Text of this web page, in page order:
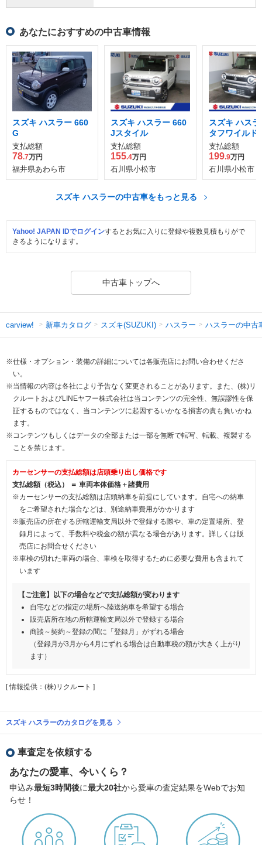
あなたにおすすめの中古車情報
スズキ ハスラー 660
G
支払総額
78.7万円
福井県あわら市
スズキ ハスラー 660
Jスタイル
支払総額
155.4万円
石川県小松市
スズキ ハス
タフワイルド
支払総額
199.9万円
石川県小松市
スズキ ハスラーの中古車をもっと見る
Yahoo! JAPAN IDでログインするとお気に入りに登録や複数見積もりがで
きるようになります。
中古車トップへ
carview! 新車カタログ スズキ(SUZUKI) ハスラー ハスラーの中古
※仕様・オプション・装備の詳細については各販売店にお問い合わせくださ
い。
※当情報の内容は各社により予告なく変更されることがあります。また、(株)リ
クルートおよびLINEヤフー株式会社は当コンテンツの完全性、無誤謬性を保
証するものではなく、当コンテンツに起因するいかなる損害の責も負いかね
ます。
※コンテンツもしくはデータの全部または一部を無断で転写、転載、複製する
ことを禁じます。
カーセンサーの支払総額は店頭乗り出し価格です
支払総額（税込） ＝ 車両本体価格＋諸費用
※カーセンサーの支払総額は店頭納車を前提にしています。自宅への納車
をご希望された場合などは、別途納車費用がかかります
※販売店の所在する所轄運輸支局以外で登録する際や、車の定置場所、登
録月によって、手数料や税金の額が異なる場合があります。詳しくは販
売店にお問合せください
※車検の切れた車両の場合、車検を取得するために必要な費用も含まれて
います
【ご注意】以下の場合などで支払総額が変わります
自宅などの指定の場所へ陸送納車を希望する場合
販売店所在地の所轄運輸支局以外で登録する場合
商談～契約～登録の間に「登録月」がずれる場合
（登録月が3月から4月にずれる場合は自動車税の額が大きく上がり
ます）
[ 情報提供：(株)リクルート ]
スズキ ハスラーのカタログを見る
車査定を依頼する
あなたの愛車、今いくら？
申込み最短3時間後に最大20社から愛車の査定結果をWebでお知
らせ！